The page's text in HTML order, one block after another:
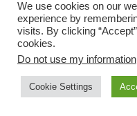
We use cookies on our
experience by
visits. By clicking
cookies.
Do not use my information
Cookie Settings